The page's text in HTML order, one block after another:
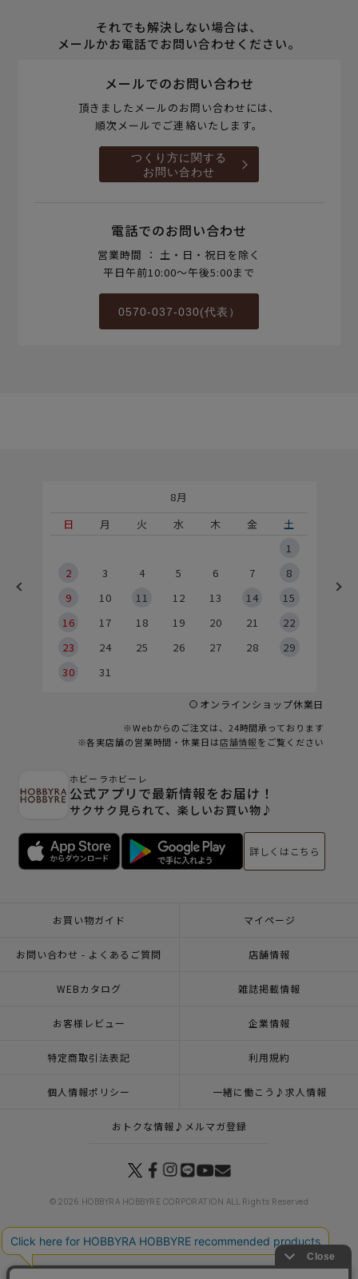
それでも解決しない場合は、
メールかお電話でお問い合わせください。
メールでのお問い合わせ
頂きましたメールのお問い合わせには、
順次メールでご連絡いたします。
つくり方に関する
お問い合わせ
電話でのお問い合わせ
営業時間 ： 土・日・祝日を除く
平日午前10:00～午後5:00まで
0570-037-030(代表）
8月
日
月 火 水 木 金
土
1
2
3 4 5 6 7
8
9
10 11 12 13 14
15
16
17 18 19 20 21
22
23
24 25 26 27 28
29
30
31
オンラインショップ休業日
※Webからのご注文は、24時間承っております
※各実店舗の営業時間・休業日は店舗情報をご覧ください
ホビーラホビーレ
公式アプリで最新情報をお届け！
サクサク見られて、楽しいお買い物♪
詳しくはこちら
お買い物ガイド マイページ
お問い合わせ - よくあるご質問 店舗情報
WEBカタログ 雑誌掲載情報
お客様レビュー 企業情報
特定商取引法表記 利用規約
個人情報ポリシー 一緒に働こう♪求人情報
おトクな情報♪メルマガ登録
© 2026 HOBBYRA HOBBYRE CORPORATION ALL Rights Reserved